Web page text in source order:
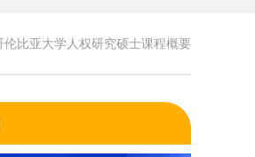
伦比亚大学人权研究硕士课程概要